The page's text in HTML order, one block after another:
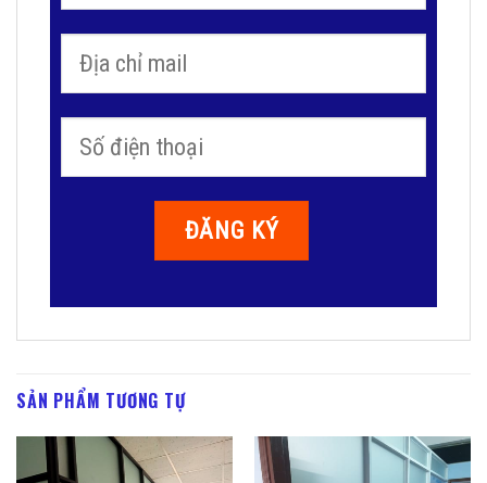
SẢN PHẨM TƯƠNG TỰ